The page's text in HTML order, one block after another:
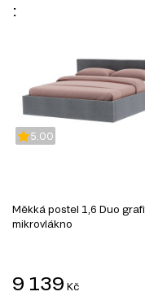
:
5.00
Měkká postel 1,6 Duo
mikrovlákno
9 139 Kč